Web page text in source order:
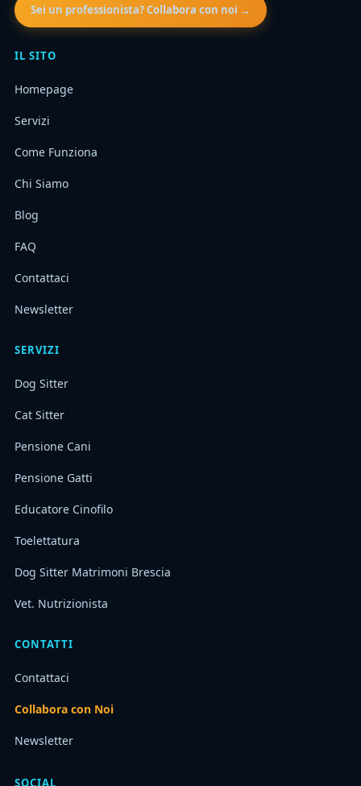
Sei un professionista? Collabora con noi →
IL SITO
Homepage
Servizi
Come Funziona
Chi Siamo
Blog
FAQ
Contattaci
Newsletter
SERVIZI
Dog Sitter
Cat Sitter
Pensione Cani
Pensione Gatti
Educatore Cinofilo
Toelettatura
Dog Sitter Matrimoni Brescia
Vet. Nutrizionista
CONTATTI
Contattaci
Collabora con Noi
Newsletter
SOCIAL